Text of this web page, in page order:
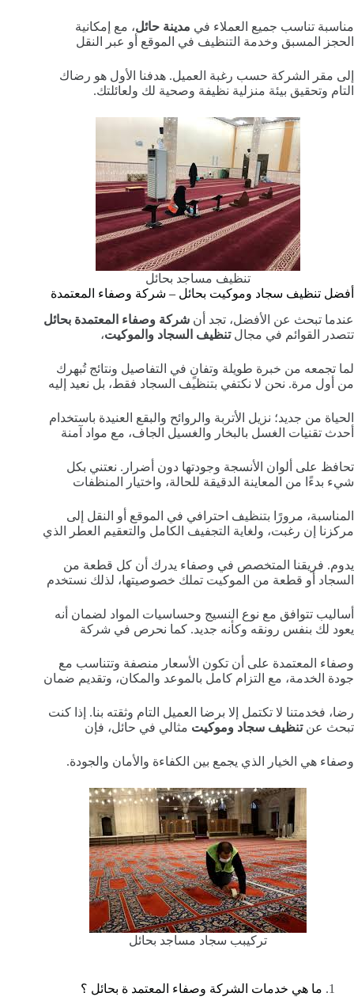
مناسبة تناسب جميع العملاء في مدينة حائل، مع إمكانية
الحجز المسبق وخدمة التنظيف في الموقع أو عبر النقل
إلى مقر الشركة حسب رغبة العميل. هدفنا الأول هو رضاك
التام وتحقيق بيئة منزلية نظيفة وصحية لك ولعائلتك.
تنظيف مساجد بحائل
أفضل تنظيف سجاد وموكيت بحائل – شركة وصفاء المعتمدة
عندما تبحث عن الأفضل، تجد أن شركة وصفاء المعتمدة بحائل
تتصدر القوائم في مجال تنظيف السجاد والموكيت،
لما تجمعه من خبرة طويلة وتفانٍ في التفاصيل ونتائج تُبهرك
من أول مرة. نحن لا نكتفي بتنظيف السجاد فقط، بل نعيد إليه
الحياة من جديد؛ نزيل الأتربة والروائح والبقع العنيدة باستخدام
أحدث تقنيات الغسل بالبخار والغسيل الجاف، مع مواد آمنة
تحافظ على ألوان الأنسجة وجودتها دون أضرار. نعتني بكل
شيء بدءًا من المعاينة الدقيقة للحالة، واختيار المنظفات
المناسبة، مرورًا بتنظيف احترافي في الموقع أو النقل إلى
مركزنا إن رغبت، ولغاية التجفيف الكامل والتعقيم العطر الذي
يدوم. فريقنا المتخصص في وصفاء يدرك أن كل قطعة من
السجاد أو قطعة من الموكيت تملك خصوصيتها، لذلك نستخدم
أساليب تتوافق مع نوع النسيج وحساسيات المواد لضمان أنه
يعود لك بنفس رونقه وكأنه جديد. كما نحرص في شركة
وصفاء المعتمدة على أن تكون الأسعار منصفة وتتناسب مع
جودة الخدمة، مع التزام كامل بالموعد والمكان، وتقديم ضمان
رضا، فخدمتنا لا تكتمل إلا برضا العميل التام وثقته بنا. إذا كنت
تبحث عن تنظيف سجاد وموكيت مثالي في حائل، فإن
وصفاء هي الخيار الذي يجمع بين الكفاءة والأمان والجودة.
تركيبب سجاد مساجد بحائل
ما هي خدمات الشركة وصفاء المعتمد ة بحائل ؟